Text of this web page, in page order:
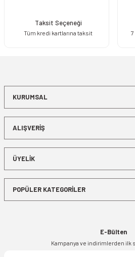
Taksit Seçeneği
Tüm kredi kartlarına taksit
KURUMSAL
ALIŞVERİŞ
ÜYELİK
POPÜLER KATEGORİLER
E-Bülten
Kampanya ve indirimlerden ilk